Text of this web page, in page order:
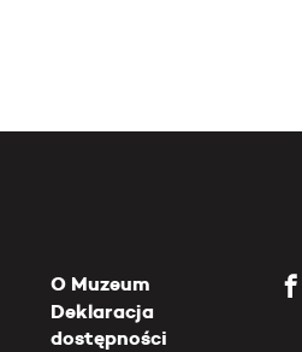
O Muzeum
Deklaracja
dostępności